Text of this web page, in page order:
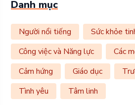
Danh mục
Người nổi tiếng
Sức khỏe
Công việc và Năng lực
Các
Cảm hứng
Giáo dục
Tình yêu
Tâm linh